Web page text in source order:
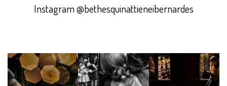
Instagram @bethesquinattieneibernardes